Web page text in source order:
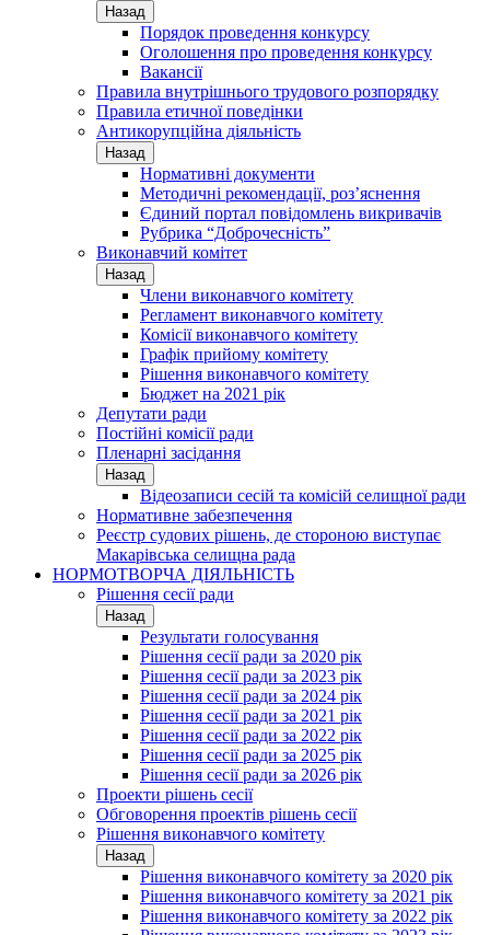
Назад
Порядок проведення конкурсу
Оголошення про проведення конкурсу
Вакансії
Правила внутрішнього трудового розпорядку
Правила етичної поведінки
Антикорупційна діяльність
Назад
Нормативні документи
Методичні рекомендації, роз’яснення
Єдиний портал повідомлень викривачів
Рубрика “Доброчесність”
Виконавчий комітет
Назад
Члени виконавчого комітету
Регламент виконавчого комітету
Комісії виконавчого комітету
Графік прийому комітету
Рішення виконавчого комітету
Бюджет на 2021 рік
Депутати ради
Постійні комісії ради
Пленарні засідання
Назад
Відеозаписи сесій та комісій селищної ради
Нормативне забезпечення
Реєстр судових рішень, де стороною виступає
Макарівська селищна рада
НОРМОТВОРЧА ДІЯЛЬНІСТЬ
Рішення сесії ради
Назад
Результати голосування
Рішення сесії ради за 2020 рік
Рішення сесії ради за 2023 рік
Рішення сесії ради за 2024 рік
Рішення сесії ради за 2021 рік
Рішення сесії ради за 2022 рік
Рішення сесії ради за 2025 рік
Рішення сесії ради за 2026 рік
Проекти рішень сесії
Обговорення проектів рішень сесії
Рішення виконавчого комітету
Назад
Рішення виконавчого комітету за 2020 рік
Рішення виконавчого комітету за 2021 рік
Рішення виконавчого комітету за 2022 рік